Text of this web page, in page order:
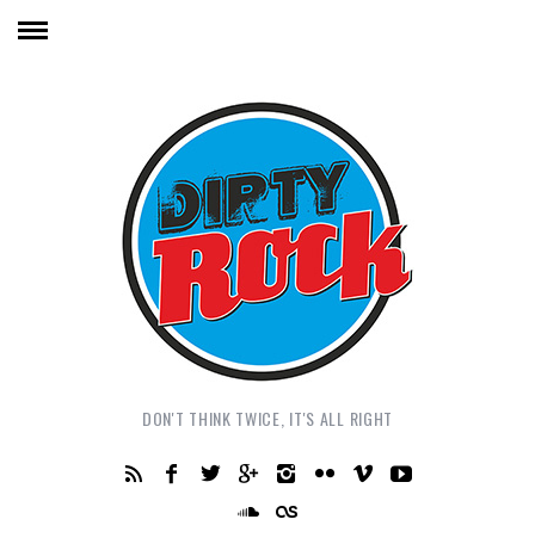
DON'T THINK TWICE, IT'S ALL RIGHT